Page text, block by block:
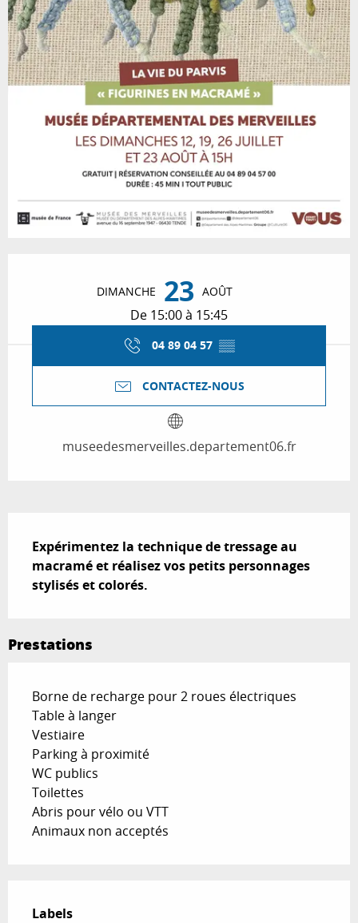
DIMANCHE 23 AOÛT
De 15:00 à 15:45
04 89 04 57 ▒▒
CONTACTEZ-NOUS
museedesmerveilles.departement06.fr
Expérimentez la technique de tressage au
macramé et réalisez vos petits personnages
stylisés et colorés.
Prestations
Borne de recharge pour 2 roues électriques
Table à langer
Vestiaire
Parking à proximité
WC publics
Toilettes
Abris pour vélo ou VTT
Animaux non acceptés
Labels
Labels